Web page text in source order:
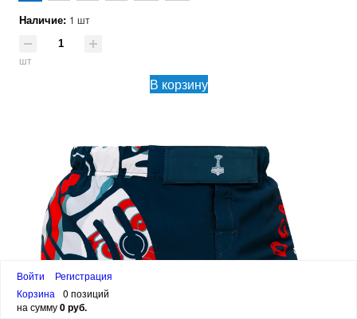
Наличие: 1 шт
шт
В корзину
Войти
Регистрация
Корзина
0 позиций
на сумму0 руб.